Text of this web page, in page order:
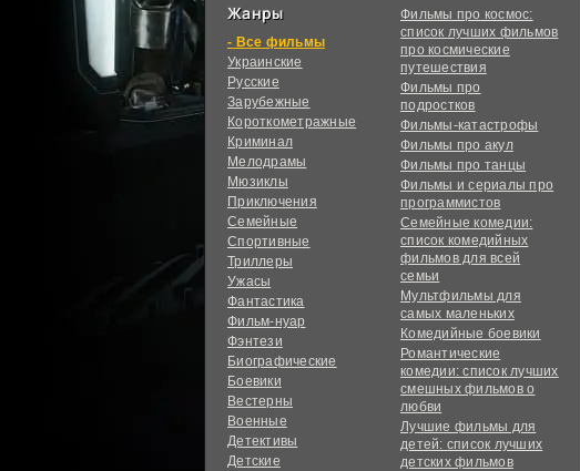
Жанры
фильмы
Украинcкие
Русские
Зарубежные
Короткометражные
Криминал
Мелодрамы
Мюзиклы
Приключения
Семейные
Спортивные
Триллеры
Ужасы
Фантастика
Фильм-нуар
Фэнтези
Биографические
Боевики
Вестерны
Военные
Детективы
Детские
Фильмы про космос:
список лучших фильмов
про космические
путешествия
Фильмы про
подростков
Фильмы-катастрофы
Фильмы про акул
Фильмы про танцы
Фильмы и сериалы про
программистов
Семейные комедии:
список комедийных
фильмов для всей
семьи
Мультфильмы для
самых маленьких
Комедийные боевики
Романтические
комедии: список лучших
смешных фильмов о
любви
Лучшие фильмы для
детей: список лучших
детских фильмов